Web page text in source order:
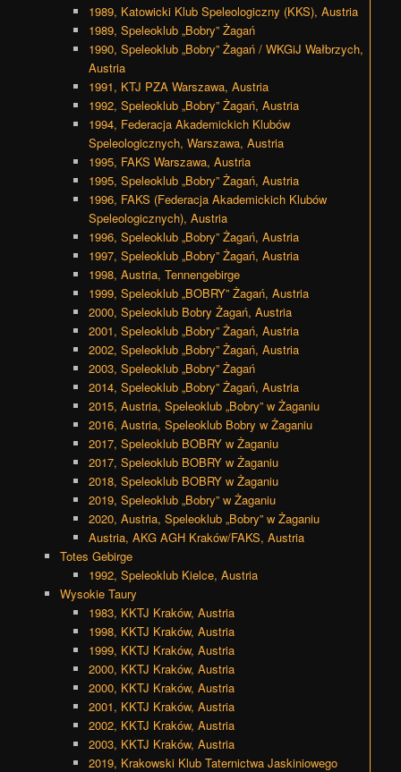
1989, Katowicki Klub Speleologiczny (KKS), Austria
1989, Speleoklub „Bobry” Żagań
1990, Speleoklub „Bobry” Żagań / WKGiJ Wałbrzych,
Austria
1991, KTJ PZA Warszawa, Austria
1992, Speleoklub „Bobry” Żagań, Austria
1994, Federacja Akademickich Klubów
Speleologicznych, Warszawa, Austria
1995, FAKS Warszawa, Austria
1995, Speleoklub „Bobry” Żagań, Austria
1996, FAKS (Federacja Akademickich Klubów
Speleologicznych), Austria
1996, Speleoklub „Bobry” Żagań, Austria
1997, Speleoklub „Bobry” Żagań, Austria
1998, Austria, Tennengebirge
1999, Speleoklub „BOBRY” Żagań, Austria
2000, Speleoklub Bobry Żagań, Austria
2001, Speleoklub „Bobry” Żagań, Austria
2002, Speleoklub „Bobry” Żagań, Austria
2003, Speleoklub „Bobry” Żagań
2014, Speleoklub „Bobry” Żagań, Austria
2015, Austria, Speleoklub „Bobry” w Żaganiu
2016, Austria, Speleoklub Bobry w Żaganiu
2017, Speleoklub BOBRY w Żaganiu
2017, Speleoklub BOBRY w Żaganiu
2018, Speleoklub BOBRY w Żaganiu
2019, Speleoklub „Bobry” w Żaganiu
2020, Austria, Speleoklub „Bobry” w Żaganiu
Austria, AKG AGH Kraków/FAKS, Austria
Totes Gebirge
1992, Speleoklub Kielce, Austria
Wysokie Taury
1983, KKTJ Kraków, Austria
1998, KKTJ Kraków, Austria
1999, KKTJ Kraków, Austria
2000, KKTJ Kraków, Austria
2000, KKTJ Kraków, Austria
2001, KKTJ Kraków, Austria
2002, KKTJ Kraków, Austria
2003, KKTJ Kraków, Austria
2019, Krakowski Klub Taternictwa Jaskiniowego